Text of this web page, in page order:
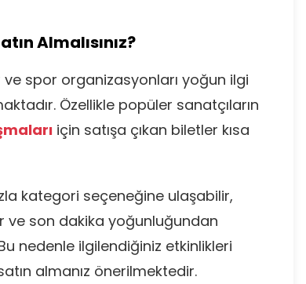
Almalısınız?
spor organizasyonları yoğun ilgi
Özellikle popüler sanatçıların
için satışa çıkan biletler kısa
kategori seçeneğine ulaşabilir,
ve son dakika yoğunluğundan
nedenle ilgilendiğiniz etkinlikleri
almanız önerilmektedir.